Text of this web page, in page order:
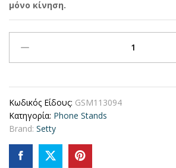
μόνο κίνηση.
Pop
-
Red
quantity
Κωδικός Είδους: GSM113094
Κατηγορία: Phone Stands
Brand: Setty